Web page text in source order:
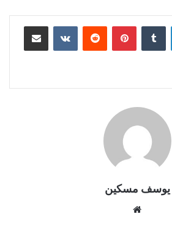
لينكدإن بينتيريست مشاركة عبر البريد
يوسف مسكين